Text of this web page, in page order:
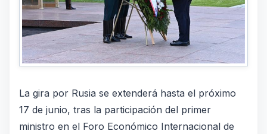
La gira por Rusia se extenderá hasta el próximo
17 de junio, tras la participación del primer
ministro en el Foro Económico Internacional de